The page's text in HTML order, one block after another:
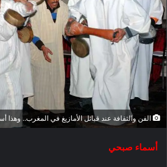
الفن والثقافة عند قبائل الأمازيغ في المغرب.. وهذا
أسماء صبحي